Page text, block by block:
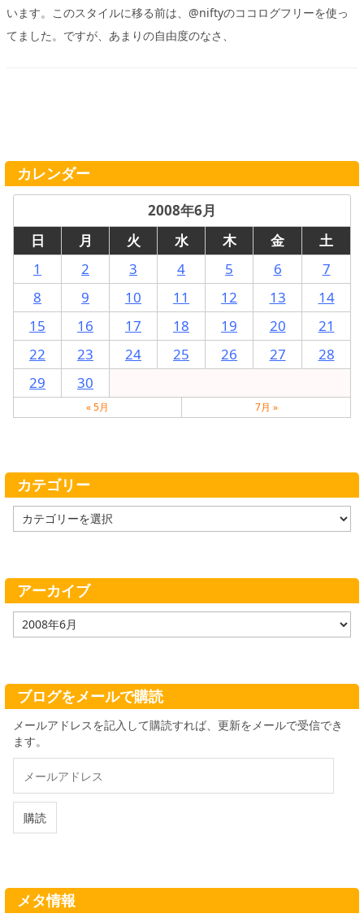
います。このスタイルに移る前は、@niftyのココログフリーを使っ
てました。ですが、あまりの自由度のなさ、
カレンダー
2008年6月
日
月 火 水 木 金
土
1
2 3 4 5 6
7
8
9 10 11 12 13
14
15
16 17 18 19 20
21
22
23 24 25 26 27
28
29
30
« 5月 7月 »
カテゴリー
テ
ー
アーカイブ
ア
ー
ブ
ブログをメールで購読
メールアドレスを記入して購読すれば、更新をメールで受信でき
ます。
ル
ド
購読
メタ情報